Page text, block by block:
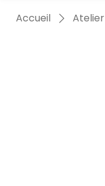
Accueil Atelier